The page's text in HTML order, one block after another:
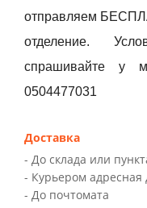
отправляем
отделение.
спрашивайте у
0504477031
Доставка
- До склада или
- Курьером адресная
- До почтомата